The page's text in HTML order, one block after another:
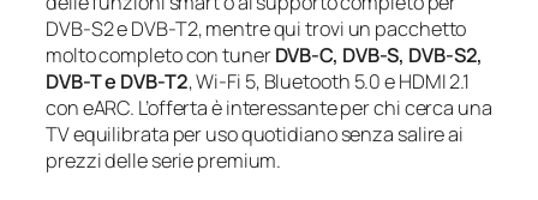
DVB-S2 e DVB-T2, mentre qui trovi un pacchetto
molto completo con tunerDVB-C, DVB-S, DVB-S2,
DVB-T e DVB-T2, Wi‑Fi 5, Bluetooth 5.0 e HDMI 2.1
con eARC. L’offerta è interessante per chi cerca una
TV equilibrata per uso quotidiano senza salire ai
prezzi delle serie premium.